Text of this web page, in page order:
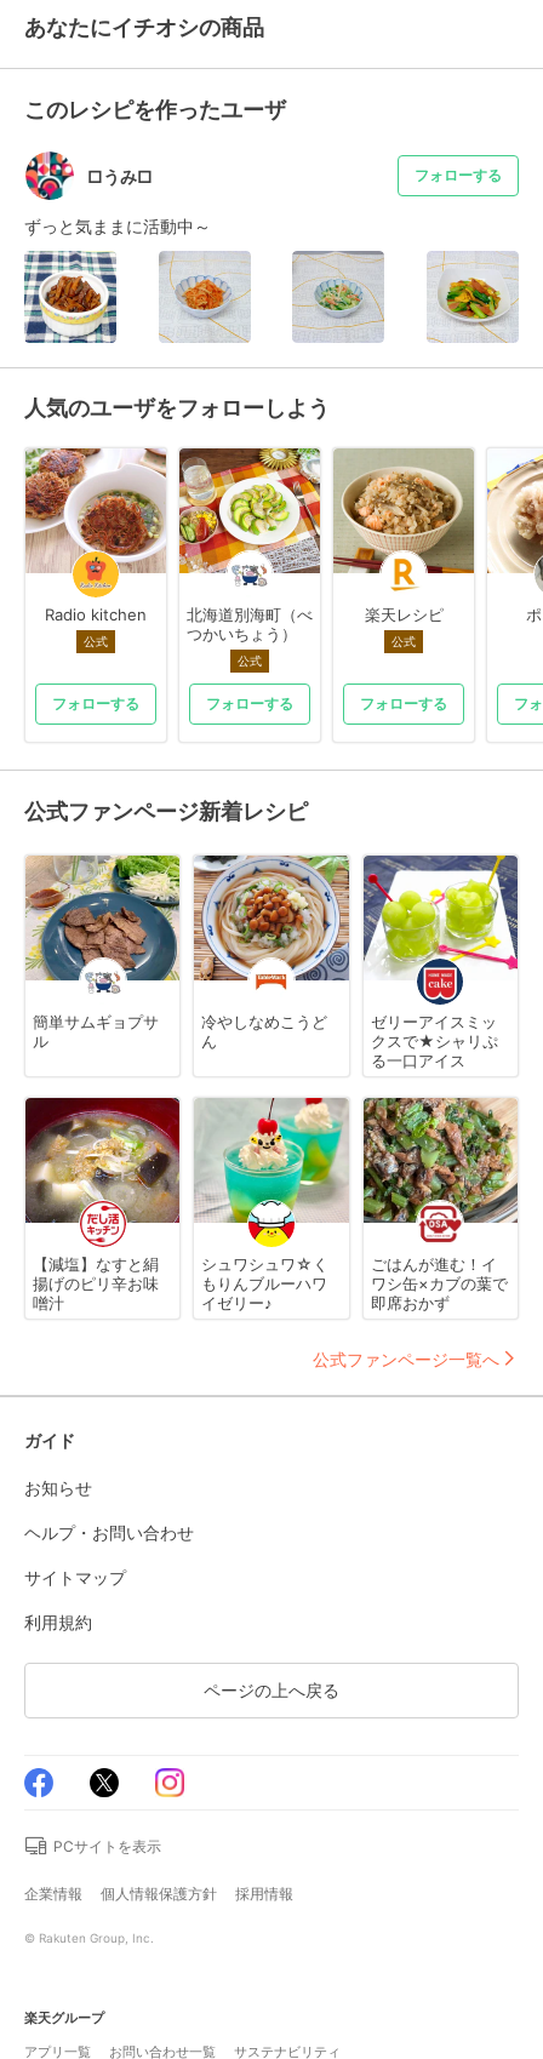
あなたにイチオシの商品
このレシピを作ったユーザ
□うみ□ フォローする
ずっと気ままに活動中～
人気のユーザをフォローしよう
Radio kitchen
公式
フォローする
北海道別海町（べ
つかいちょう）
公式
フォローする
楽天レシピ
公式
フォローする フ
公式ファンページ新着レシピ
簡単サムギョプサ
ル
冷やしなめこうど
ん
ゼリーアイスミッ
クスで★シャリぷ
る一口アイス
【減塩】なすと絹
揚げのピリ辛お味
噌汁
シュワシュワ☆く
もりんブルーハワ
イゼリー♪
ごはんが進む！イ
ワシ缶×カブの葉で
即席おかず
公式ファンページ一覧へ
ガイド
お知らせ
ヘルプ・お問い合わせ
サイトマップ
利用規約
ページの上へ戻る
PCサイトを表示
企業情報 個人情報保護方針 採用情報
© Rakuten Group, Inc.
楽天グループ
アプリ一覧
お問い合わせ一覧 サステナビリティ